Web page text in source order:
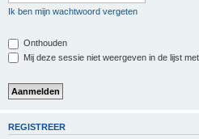
Ik ben mijn wachtwoord vergeten
Onthouden
Mij deze sessie niet weergeven in de lijst
REGISTREER